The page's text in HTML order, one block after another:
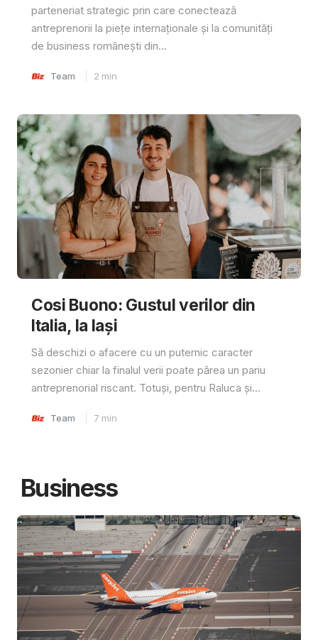
parteneriat strategic prin care conectează
antreprenorii la piețe internaționale și la comunități
de business românești din...
Team 2 min
Cosi Buono: Gustul verilor din
Italia, la Iași
Să deschizi o afacere cu un puternic caracter
sezonier chiar la finalul verii poate părea un pariu
antreprenorial riscant. Totuși, pentru Raluca și...
Team 7 min
Business